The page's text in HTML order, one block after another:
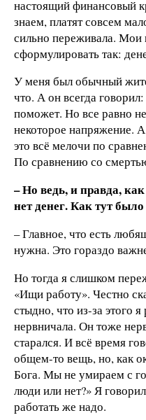
настоящий финансовый
знаем, платят совсем
сильно переживала.
сформулировать так:
У меня был обычный
что. А он всегда
поможет. Но все равно
некоторое напряжение.
это всё мелочи по
По сравнению со
– Но ведь, и правда,
нет денег. Как тут
– Главное, что есть
нужна. Это гораздо
Но тогда я слишком
«Ищи работу». Честно
стыдно, что из-за этого
нервничала. Он тоже
старался. И всё время
общем-то вещь, но, как
Бога. Мы не умираем с
люди или нет?» Я
работать же надо.